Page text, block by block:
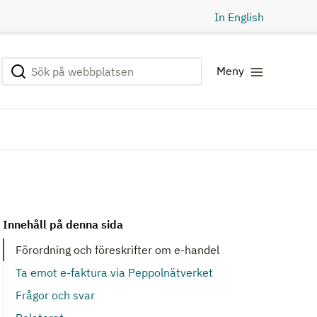
In English
Sök på webbplatsen
Genomför sökning Meny
Innehåll på denna sida
Förordning och föreskrifter om e-handel
Ta emot e-faktura via Peppolnätverket
Frågor och svar